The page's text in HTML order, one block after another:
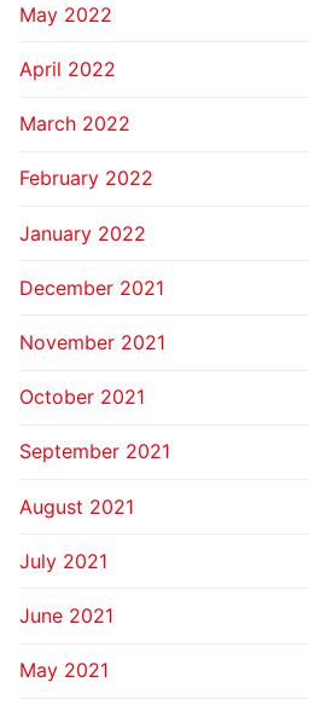
May 2022
April 2022
March 2022
February 2022
January 2022
December 2021
November 2021
October 2021
September 2021
August 2021
July 2021
June 2021
May 2021